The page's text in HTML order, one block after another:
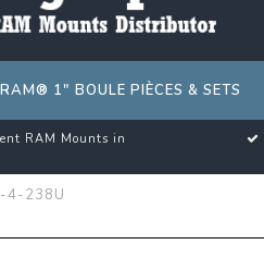
RAM® 1" BOULE PIÈCES & SETS
RAM Mounts in
4-238U